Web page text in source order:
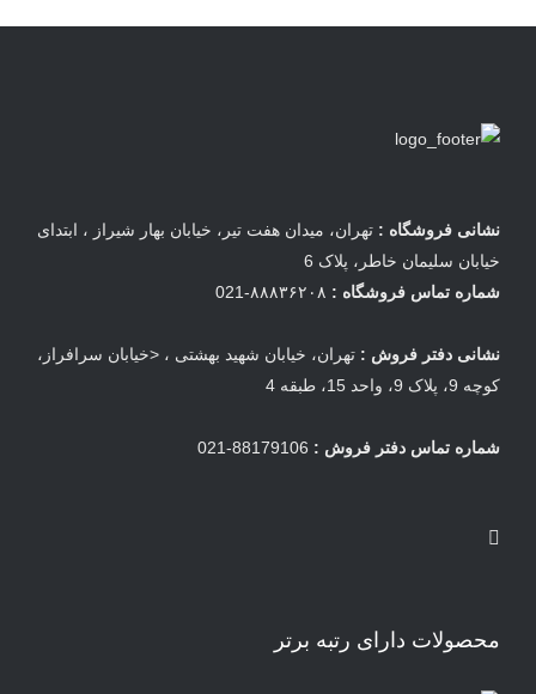
نشانی فروشگاه : تهران، میدان هفت تیر، خیابان بهار شیراز ، ابتدای
خیابان سلیمان خاطر، پلاک 6
شماره تماس فروشگاه :
نشانی دفتر فروش : تهران، خیابان شهید بهشتی ، <خیابان سرافراز،
کوچه 9، پلاک 9، واحد 15، طبقه 4
شماره تماس دفتر فروش :
محصولات دارای رتبه برتر